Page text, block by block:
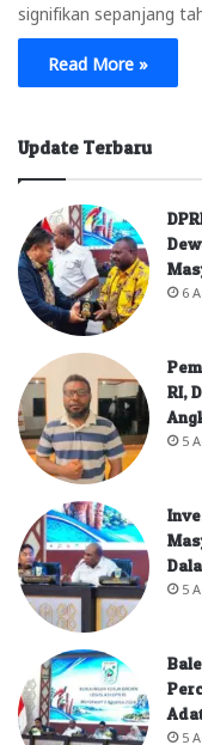
signifikan sepanjang
Read More »
Update Terbaru
6
RI,
5
5
5